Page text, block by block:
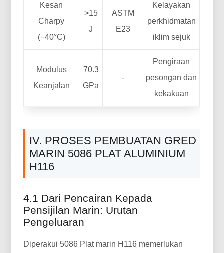
Kesan
Charpy
(−40°C)
>15
J
ASTM
E23
Kelayakan
perkhidmatan
iklim sejuk
Modulus
Keanjalan
70.3
GPa
-
Pengiraan
pesongan dan
kekakuan
IV. PROSES PEMBUATAN GRED
MARIN 5086 PLAT ALUMINIUM
H116
4.1 Dari Pencairan Kepada
Pensijilan Marin: Urutan
Pengeluaran
Diperakui 5086 Plat marin H116 memerlukan